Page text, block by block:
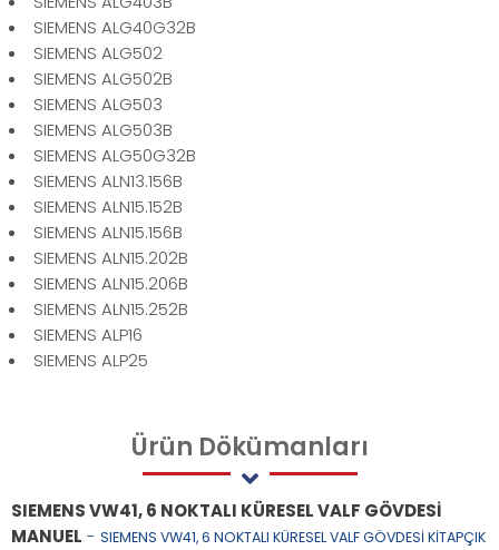
SIEMENS ALG40G32B
SIEMENS ALG502
SIEMENS ALG502B
SIEMENS ALG503
SIEMENS ALG503B
SIEMENS ALG50G32B
SIEMENS ALN13.156B
SIEMENS ALN15.152B
SIEMENS ALN15.156B
SIEMENS ALN15.202B
SIEMENS ALN15.206B
SIEMENS ALN15.252B
SIEMENS ALP16
SIEMENS ALP25
Ürün Dökümanları
SIEMENS VW41, 6 NOKTALI KÜRESEL VALF GÖVDESİ
MANUEL - SIEMENS VW41, 6 NOKTALI KÜRESEL VALF GÖVDESİ KİTAPÇIK